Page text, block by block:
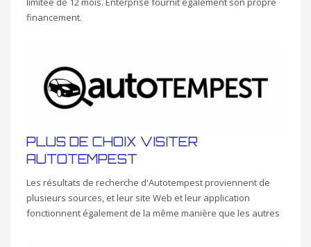
financement.
PLUS DE CHOIX VISITER
AUTOTEMPEST
Les résultats de recherche d'Autotempest proviennent de
plusieurs sources, et leur site Web et leur application
fonctionnent également de la même manière que les autres